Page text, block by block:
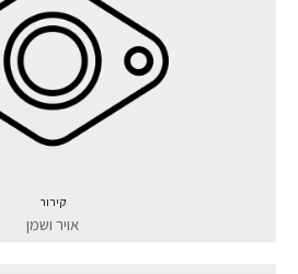
קירור
אויר ושמן